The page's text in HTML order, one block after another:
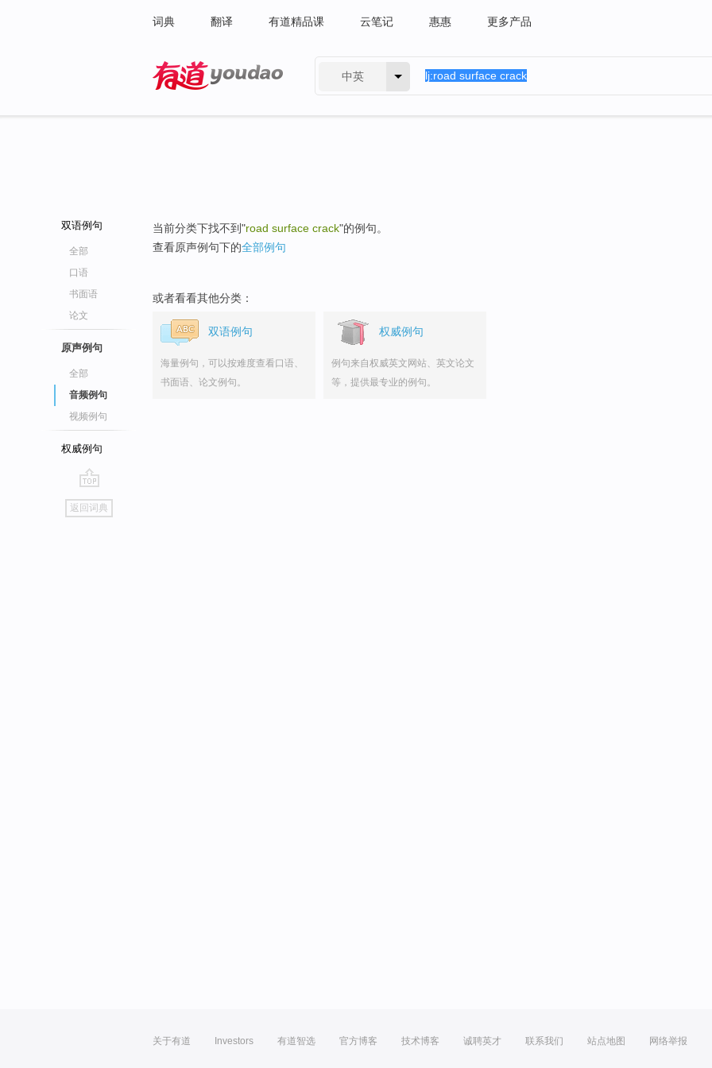
词典 翻译 有道精品课 云笔记 惠惠 更多产品
中英
双语例句
全部
口语
书面语
论文
原声例句
全部
音频例句
视频例句
权威例句
go
top
返回词典
当前分类下找不到"road surface crack"的例句。
查看原声例句下的全部例句
或者看看其他分类：
双语例句
海量例句，可以按难度查看口语、
书面语、论文例句。
权威例句
例句来自权威英文网站、英文论文
等，提供最专业的例句。
关于有道 Investors 有道智选 官方博客 技术博客 诚聘英才 联系我们 站点地图 网络举报